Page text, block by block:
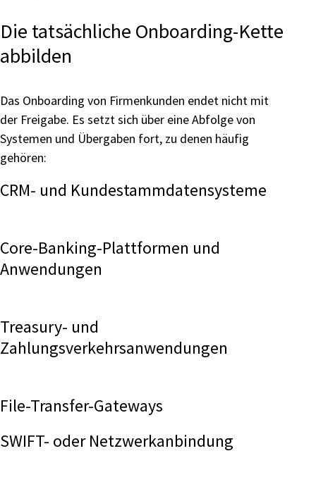
Die tatsächliche Onboarding-Kette
abbilden
Das Onboarding von Firmenkunden endet nicht mit
der Freigabe. Es setzt sich über eine Abfolge von
Systemen und Übergaben fort, zu denen häufig
gehören:
CRM- und Kundestammdatensysteme
Core-Banking-Plattformen und
Anwendungen
Treasury- und
Zahlungsverkehrsanwendungen
File-Transfer-Gateways
SWIFT- oder Netzwerkanbindung